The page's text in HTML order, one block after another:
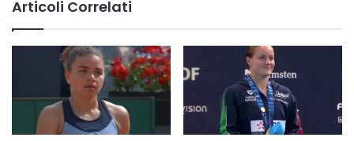
Articoli Correlati